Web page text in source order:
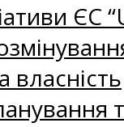
ЄС
власність